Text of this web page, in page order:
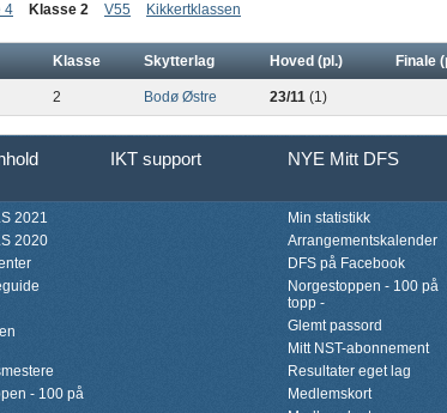
4 Klasse 2 V55 Kikkertklassen
Klasse Skytterlag Hoved (pl.) Finale
2 Bodø Østre 23/11 (1)
IKT support NYE Mitt DFS
2021
2020
- 100 på
Min statistikk
Arrangementskalender
DFS på Facebook
Norgestoppen - 100 på
topp -
Glemt passord
Mitt NST-abonnement
Resultater eget lag
Medlemskort